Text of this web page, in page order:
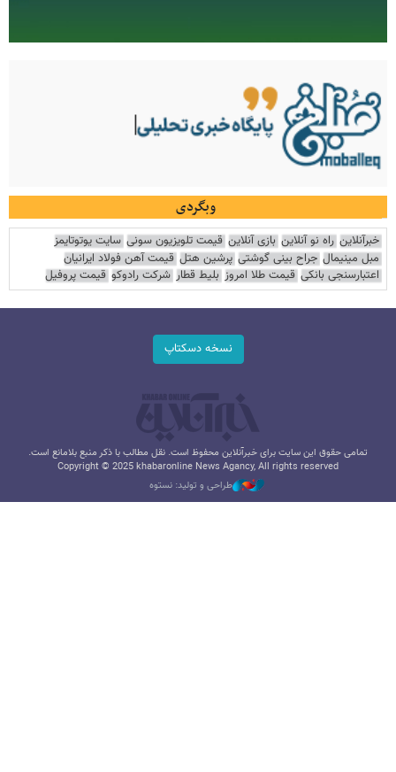
وبگردی
خبرآنلاین راه نو آنلاین بازی آنلاین قیمت تلویزیون سونی سایت یوتوتایمز
مبل مینیمال جراح بینی گوشتی پرشین هتل قیمت آهن فولاد ایرانیان
اعتبارسنجی بانکی قیمت طلا امروز بلیط قطار شرکت رادوکو قیمت پروفیل
نسخه دسکتاپ
تمامی حقوق این سایت برای خبرآنلاین محفوظ است. نقل مطالب با ذکر منبع بلامانع است.
Copyright © 2025 khabaronline News Agancy, All rights reserved
طراحی و تولید: نستوه